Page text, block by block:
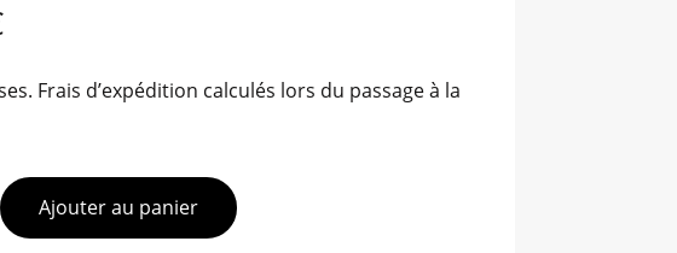
Frais d’expédition calculés lors du passage à la
Ajouter au panier